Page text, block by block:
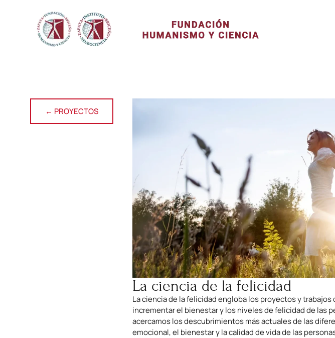
← PROYECTOS
La ciencia de la felicidad
La ciencia de la felicidad engloba los proyectos y
incrementar el bienestar y los niveles de felicidad de las
acercamos los descubrimientos más actuales de las
emocional, el bienestar y la calidad de vida de las